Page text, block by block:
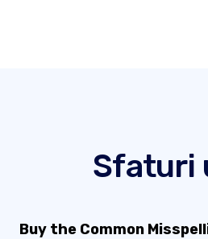
Sfaturi
Buy the Common